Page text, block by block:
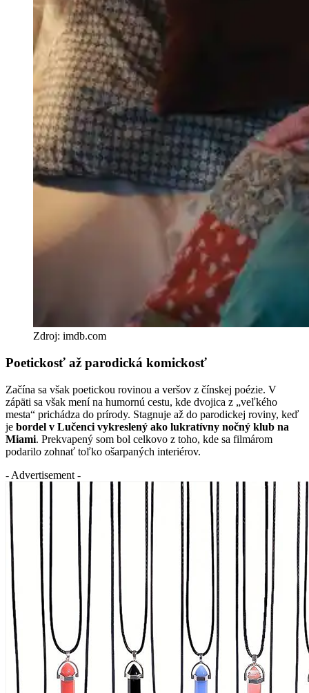
Zdroj: imdb.com
Poetickosť až parodická komickosť
Začína sa však poetickou rovinou a veršov z čínskej poézie. V
zápäti sa však mení na humornú cestu, kde dvojica z „veľkého
mesta“ prichádza do prírody. Stagnuje až do parodickej roviny, keď
je bordel v Lučenci vykreslený ako lukratívny nočný klub na
Miami. Prekvapený som bol celkovo z toho, kde sa filmárom
podarilo zohnať toľko ošarpaných interiérov.
- Advertisement -